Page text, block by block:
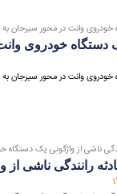
خودروی وانت در محور سیرجان
دستگاه خودروی
خودروی وانت در محور سیرجان
ناشی از واژگونی یک
رانندگی ناشی